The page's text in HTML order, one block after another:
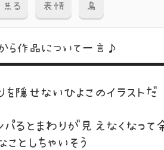
焦る 表情 鳥
ら作品に ついて一言♪
を隠せないひよこのイラストだ
パるとまわりが見えなくなって
ことしちゃいそう